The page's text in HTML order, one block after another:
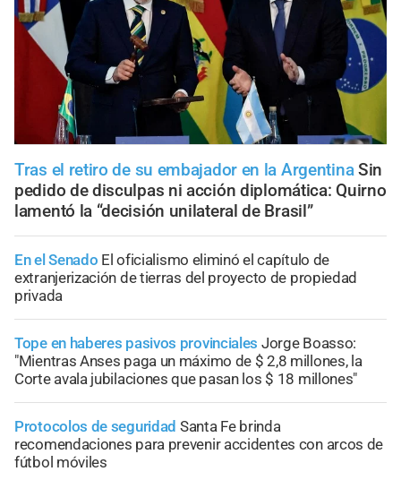
Tras el retiro de su embajador en la Argentina Sin
pedido de disculpas ni acción diplomática: Quirno
lamentó la “decisión unilateral de Brasil”
En el Senado El oficialismo eliminó el capítulo de
extranjerización de tierras del proyecto de propiedad
privada
Tope en haberes pasivos provinciales Jorge Boasso:
"Mientras Anses paga un máximo de $ 2,8 millones, la
Corte avala jubilaciones que pasan los $ 18 millones"
Protocolos de seguridad Santa Fe brinda
recomendaciones para prevenir accidentes con arcos de
fútbol móviles